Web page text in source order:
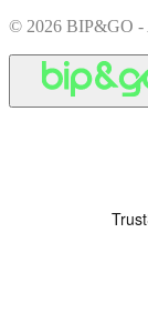
© 2026 BIP&GO -